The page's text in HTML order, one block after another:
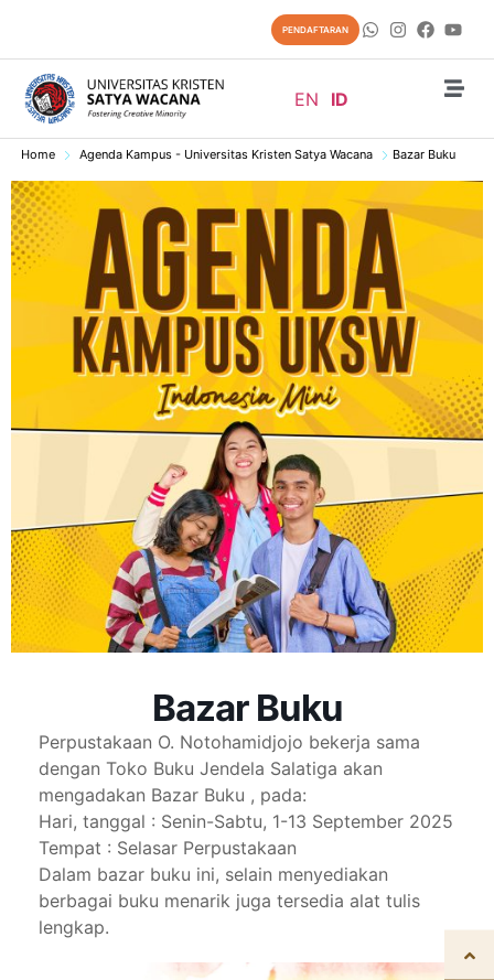
PENDAFTARAN
EN ID
Home Agenda Kampus - Universitas Kristen Satya Wacana Bazar Buku
Bazar Buku
Perpustakaan O. Notohamidjojo bekerja sama
dengan Toko Buku Jendela Salatiga akan
mengadakan Bazar Buku , pada:
Hari, tanggal : Senin-Sabtu, 1-13 September 2025
Tempat : Selasar Perpustakaan
Dalam bazar buku ini, selain menyediakan
berbagai buku menarik juga tersedia alat tulis
lengkap.